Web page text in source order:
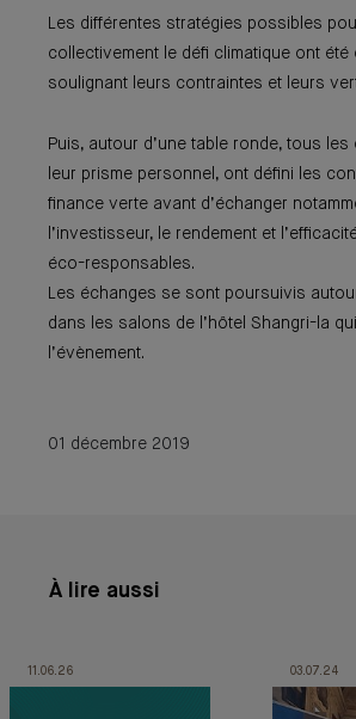
Les différentes stratégies possibles
collectivement le défi climatique ont été
soulignant leurs contraintes et leurs
Puis, autour d’une table ronde, tous
leur prisme personnel, ont défini les
finance verte avant d’échanger
l’investisseur, le rendement et
éco-responsables.
Les échanges se sont poursuivis
dans les salons de l’hôtel Shangri-la
l’évènement.
01 décembre 2019
À lire aussi
11.06.26 03.07.24